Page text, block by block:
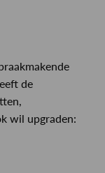
de
wil upgraden: